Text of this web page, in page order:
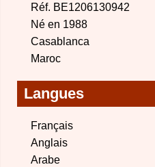
Réf. BE1206130942
Né en 1988
Casablanca
Maroc
Langues
Français
Anglais
Arabe